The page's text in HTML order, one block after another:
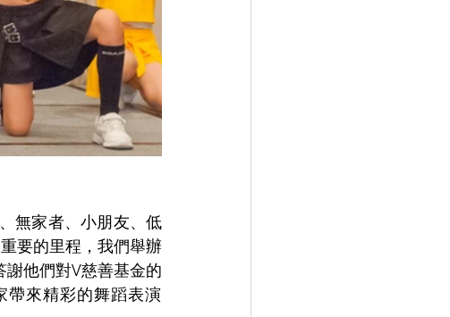
無家者、小朋友、低
要的里程，我們舉辦
謝他們對V慈善基金的
帶來精彩的舞蹈表演